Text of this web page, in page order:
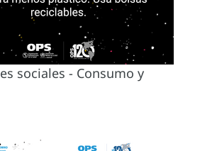
sociales - Consumo y